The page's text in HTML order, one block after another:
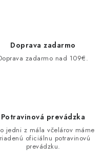
Doprava zadarmo
zadarmo nad 109€.
Potravinová prevádzka
jedni z mála včelárov máme
oficiálnu potravinovú
prevádzku.